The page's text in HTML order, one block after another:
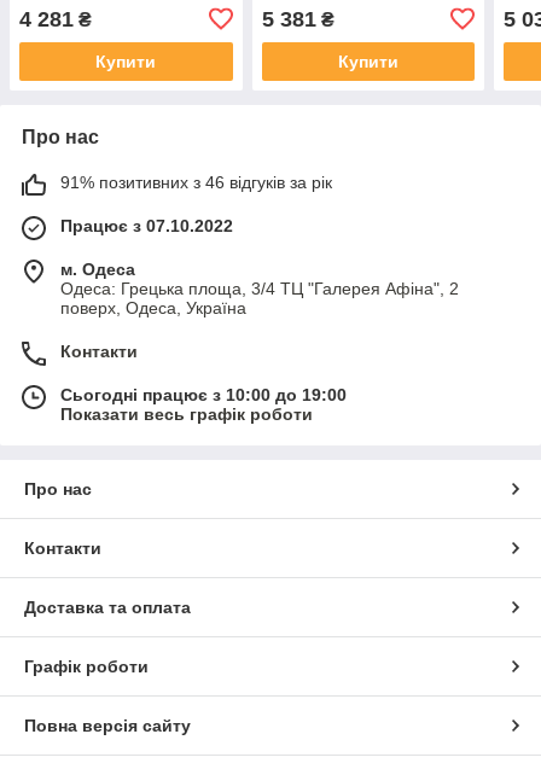
(4895200477815)
4 281 ₴
Купити
5 381₴
Купити
5
Про нас
91% позитивних з 46 відгуків за рік
Працює з 07.10.2022
м. Одеса
Одеса: Грецька площа, 3/4 ТЦ "Галерея Афіна", 2
поверх, Одеса, Україна
Контакти
Сьогодні працює з 10:00 до 19:00
Показати весь графік роботи
Про нас
Контакти
Доставка та оплата
Графік роботи
Повна версія сайту